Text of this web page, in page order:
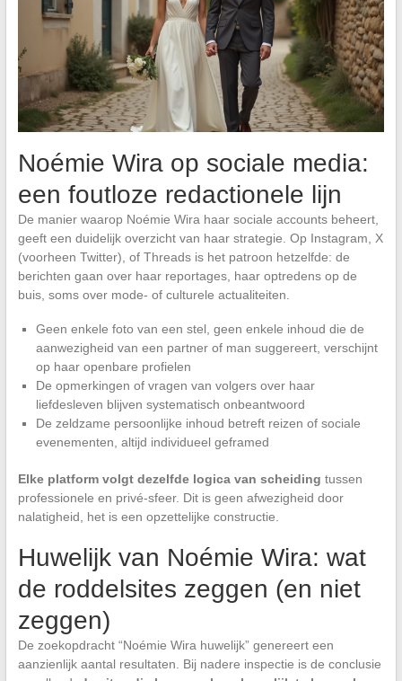
Noémie Wira op sociale media:
een foutloze redactionele lijn
De manier waarop Noémie Wira haar sociale accounts beheert,
geeft een duidelijk overzicht van haar strategie. Op Instagram, X
(voorheen Twitter), of Threads is het patroon hetzelfde: de
berichten gaan over haar reportages, haar optredens op de
buis, soms over mode- of culturele actualiteiten.
Geen enkele foto van een stel, geen enkele inhoud die de
aanwezigheid van een partner of man suggereert, verschijnt
op haar openbare profielen
De opmerkingen of vragen van volgers over haar
liefdesleven blijven systematisch onbeantwoord
De zeldzame persoonlijke inhoud betreft reizen of sociale
evenementen, altijd individueel geframed
Elke platform volgt dezelfde logica van scheiding tussen
professionele en privé-sfeer. Dit is geen afwezigheid door
nalatigheid, het is een opzettelijke constructie.
Huwelijk van Noémie Wira: wat
de roddelsites zeggen (en niet
zeggen)
De zoekopdracht “Noémie Wira huwelijk” genereert een
aanzienlijk aantal resultaten. Bij nadere inspectie is de conclusie